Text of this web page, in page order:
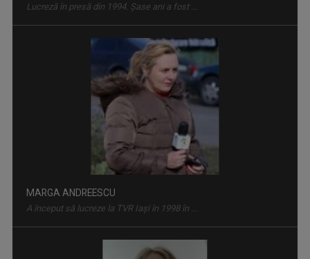
Dezbatere pe teme economice
Lucreză în presă din 1994. Șase ani a fost ...
MARGA ANDREESCU
A început să lucreze la TVR Iaşi în 1998 în ...